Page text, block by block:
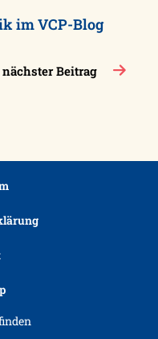
im VCP-Blog
nächster Beitrag